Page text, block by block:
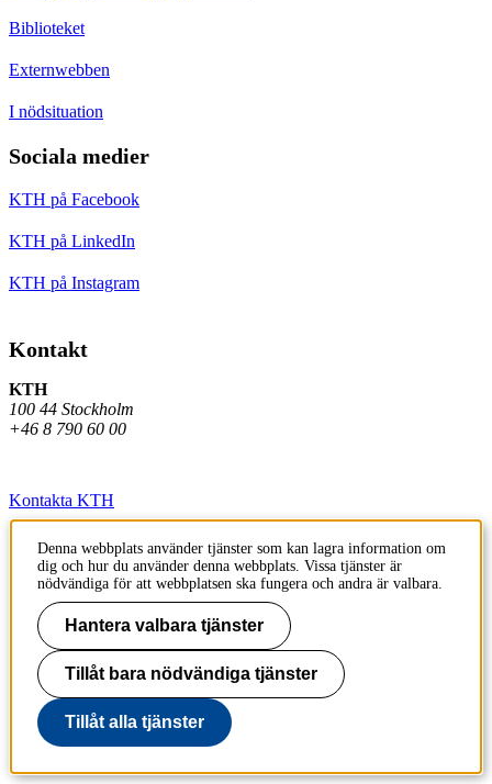
Biblioteket
Externwebben
I nödsituation
Sociala medier
KTH på Facebook
KTH på LinkedIn
KTH på Instagram
Kontakt
KTH
100 44 Stockholm
+46 8 790 60 00
Kontakta KTH
Jobba på KTH
Press och media
Faktura och betalning KTH
Om KTH:s webbplatser
Tillgänglighetsredogörelse
Denna webbplats använder tjänster som kan lagra information om
dig och hur du använder denna webbplats. Vissa tjänster är
nödvändiga för att webbplatsen ska fungera och andra är valbara.
Hantera valbara tjänster
Tillåt bara nödvändiga tjänster
Tillåt alla tjänster